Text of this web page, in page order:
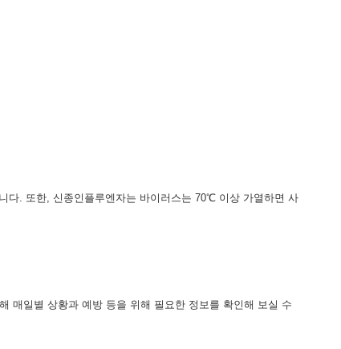
다. 또한, 신종인플루엔자는 바이러스는 70℃ 이상 가열하면 사
매일별 상황과 예방 등을 위해 필요한 정보를 확인해 보실 수